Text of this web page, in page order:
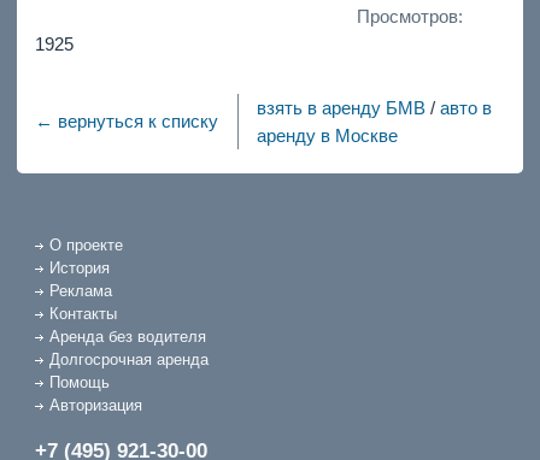
Просмотров:
1925
← вернуться к списку
взять в аренду БМВ /авто в
аренду в Москве
О проекте
История
Реклама
Контакты
Аренда без водителя
Долгосрочная аренда
Помощь
Авторизация
+7 (495) 921-30-00